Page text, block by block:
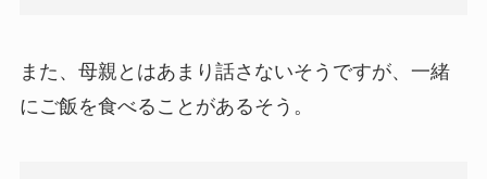
また、母親とはあまり話さないそうですが、一緒
にご飯を食べることがあるそう。